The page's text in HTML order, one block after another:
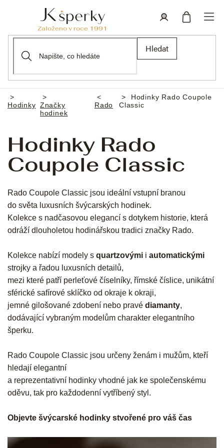
Hledat
Domů
Hodinky Značky
hodinek
Rado
Hodinky Rado Coupole
Classic
Hodinky Rado
Coupole Classic
Rado Coupole Classic jsou ideální vstupní branou
do světa luxusních švýcarských hodinek.
Kolekce s nadčasovou elegancí s dotykem historie, která
odráží dlouholetou hodinářskou tradici značky Rado.
Kolekce nabízí modely s quartzovými i automatickými
strojky a řadou luxusních detailů,
mezi které patří perleťové číselníky, římské číslice, unikátní
sférické safírové sklíčko od okraje k okraji,
jemné gilošované zdobení nebo pravé diamanty,
dodávající vybraným modelům charakter elegantního
šperku.
Rado Coupole Classic jsou určeny ženám i mužům, kteří
hledají elegantní
a reprezentativní hodinky vhodné jak ke společenskému
oděvu, tak pro každodenní vytříbený styl.
Objevte švýcarské hodinky stvořené pro váš čas